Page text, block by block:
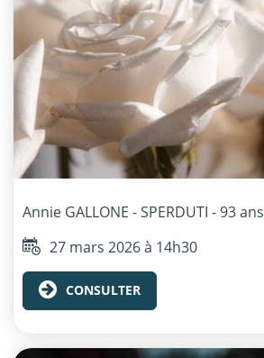
Annie GALLONE - SPERDUTI - 93 ans
27 mars 2026 à 14h30
CONSULTER